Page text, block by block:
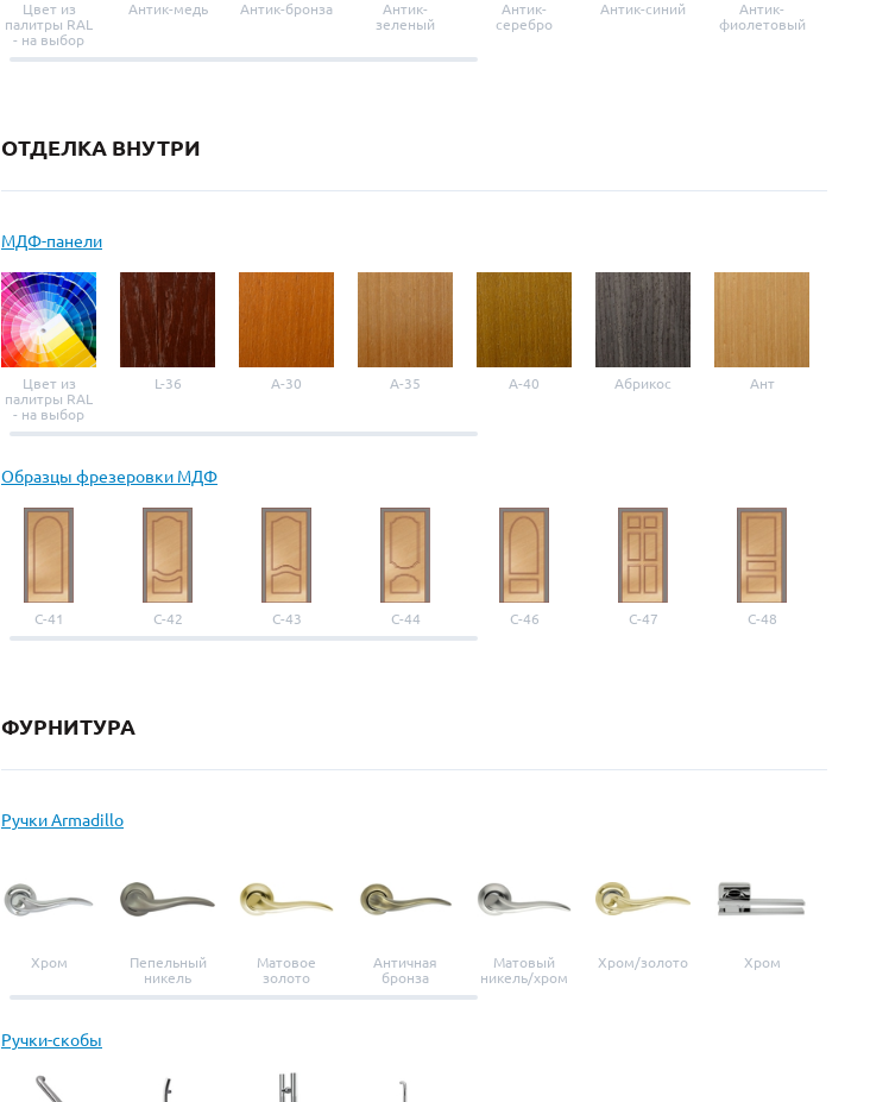
Цвет из
палитры RAL
- на выбор
Антик-медь Антик-бронза
Антик-
зеленый
Антик-
серебро
Антик-синий
Антик-
фиолетовый
ОТДЕЛКА ВНУТРИ
МДФ-панели
Цвет из
палитры RAL
- на выбор
L-36 A-30 A-35 A-40 Абрикос Ант
Образцы фрезеровки МДФ
С-41 С-42 С-43 С-44 С-46 С-47 С-48
ФУРНИТУРА
Ручки Armadillo
Хром
Пепельный
никель
Матовое
золото
Античная
бронза
Матовый
никель/хром
Хром/золото Хром
Ручки-скобы